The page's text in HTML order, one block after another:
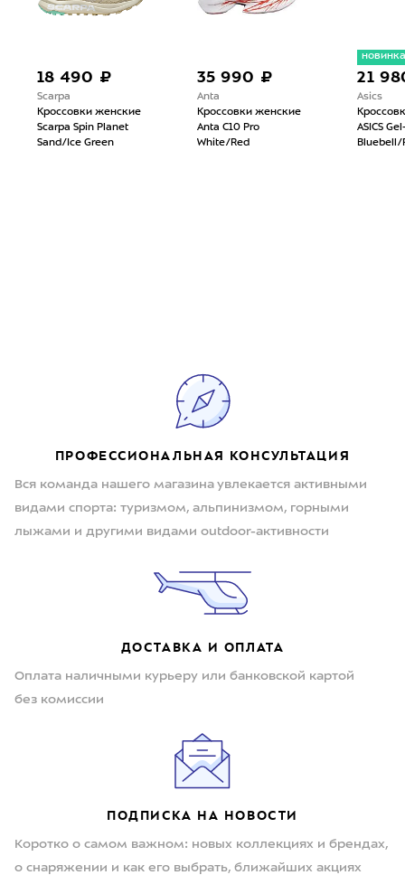
18 490 ₽
Scarpa
Кроссовки женские
Scarpa Spin Planet
Sand/Ice Green
35 990 ₽
Anta
Кроссовки женские
Anta C10 Pro
White/Red
новинка
21
Asics
ASICS
Bluebell/
ПРОФЕССИОНАЛЬНАЯ КОНСУЛЬТАЦИЯ
Вся команда нашего магазина увлекается активными
видами спорта: туризмом, альпинизмом, горными
лыжами и другими видами outdoor-активности
ДОСТАВКА И ОПЛАТА
Оплата наличными курьеру или банковской картой
без комиссии
ПОДПИСКА НА НОВОСТИ
Коротко о самом важном: новых коллекциях и брендах,
о снаряжении и как его выбрать, ближайших акциях